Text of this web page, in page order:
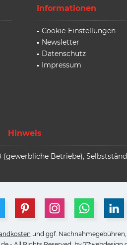
Informationen
Cookie-Einstellungen
Newsletter
Datenschutz
Impressum
Hinweis
Betriebe),
und ggf.